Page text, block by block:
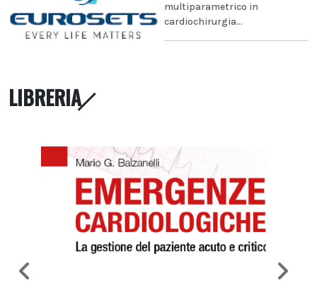
multiparametrico in
cardiochirurgia...
LIBRERIA